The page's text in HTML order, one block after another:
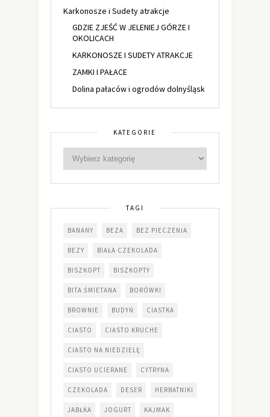
Karkonosze i Sudety atrakcje
GDZIE ZJEŚĆ W JELENIEJ GÓRZE I
OKOLICACH
KARKONOSZE I SUDETY ATRAKCJE
ZAMKI I PAŁACE
Dolina pałaców i ogrodów dolnyśląsk
KATEGORIE
TAGI
BANANY BEZA BEZ PIECZENIA
BEZY BIAŁA CZEKOLADA
BISZKOPT BISZKOPTY
BITA ŚMIETANA BORÓWKI
BROWNIE BUDYŃ CIASTKA
CIASTO CIASTO KRUCHE
CIASTO NA NIEDZIELĘ
CIASTO UCIERANE CYTRYNA
CZEKOLADA DESER HERBATNIKI
JABŁKA JOGURT KAJMAK